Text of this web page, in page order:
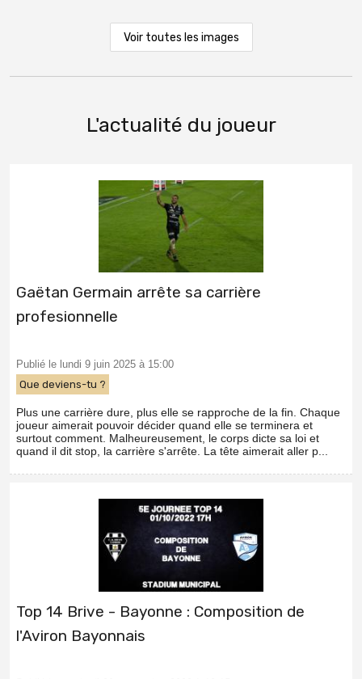
Voir toutes les images
L'actualité du joueur
Gaëtan Germain arrête sa carrière
profesionnelle
Publié le lundi 9 juin 2025 à 15:00
Que deviens-tu ?
Plus une carrière dure, plus elle se rapproche de la fin. Chaque
joueur aimerait pouvoir décider quand elle se terminera et
surtout comment. Malheureusement, le corps dicte sa loi et
quand il dit stop, la carrière s'arrête. La tête aimerait aller p...
Top 14 Brive - Bayonne : Composition de
l'Aviron Bayonnais